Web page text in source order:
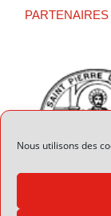
Nous utilisons des
PARTENAIRES